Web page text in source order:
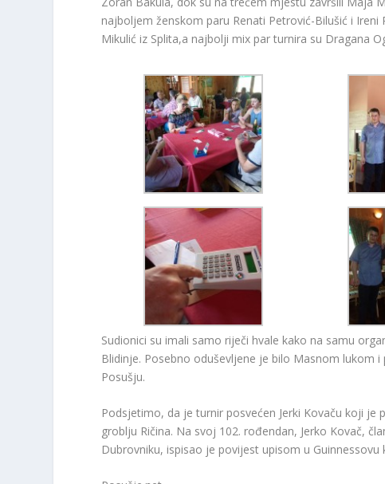
najboljem ženskom paru Renati Petrović-Bilušić i
Mikulić iz Splita,a najbolji mix par turnira su Dragana
Sudionici su imali samo riječi hvale kako na samu
Blidinje. Posebno oduševljene je bilo Masnom lukom
Posušju.
Podsjetimo, da je turnir posvećen Jerki Kovaču koji je
groblju Ričina. Na svoj 102. rođendan, Jerko Kovač,
Dubrovniku, ispisao je povijest upisom u